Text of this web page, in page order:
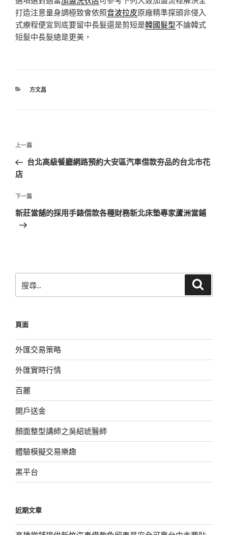
打造注意量身調極致會依照音波拉皮原廠精準探頭非侵入
式療程便宜到底要留中長髮還是剪短是韓國髮型不論韓式
短髮中長髮總是更美，
分
方文昌
文
導
覽
上
一
篇
章
上一篇
台北高級餐廳網路預約大安區汽車借款夯品的台北市花
店
下
一
篇
下一篇
新莊當舖的採用手錶借款各種財務新北床墊專家蘆洲當鋪
尋
字:
頁面
外匯交易策略
外匯實時行情
百麗
開戶送金
顏面整型講師之吳紹琥醫師
體驗模擬交易樂趣
黑平台
近期文章